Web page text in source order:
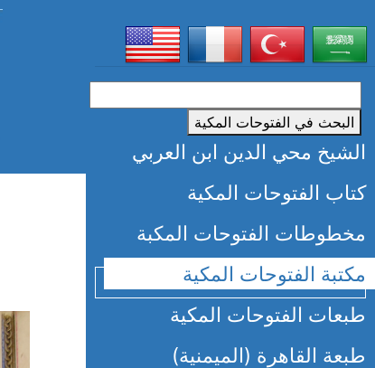
البحث في الفتوحات المكية
الشيخ محي الدين ابن العربي
كتاب الفتوحات المكية
مخطوطات الفتوحات المكبة
مكتبة الفتوحات المكية
طبعات الفتوحات المكية
طبعة القاهرة (الميمنية)